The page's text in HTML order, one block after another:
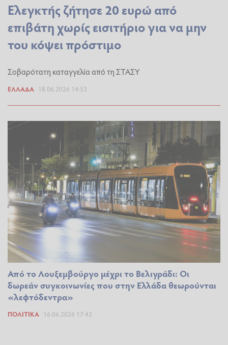
Ελεγκτής ζήτησε 20 ευρώ από
επιβάτη χωρίς εισιτήριο για να μην
του κόψει πρόστιμο
Σοβαρότατη καταγγελία από τη ΣΤΑΣΥ
ΕΛΛΆΔΑ 18.06.2026 14:53
Από το Λουξεμβούργο μέχρι το Βελιγράδι: Οι
δωρεάν συγκοινωνίες που στην Ελλάδα θεωρούνται
«λεφτόδεντρα»
ΠΟΛΙΤΙΚΆ 16.06.2026 17:42